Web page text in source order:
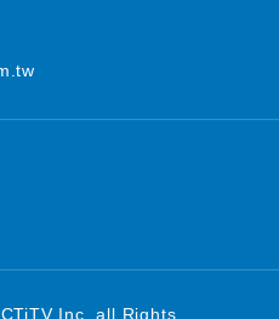
Inc. all Rights